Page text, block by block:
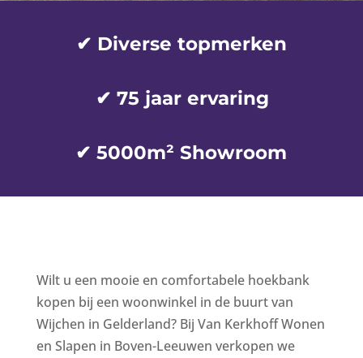
✔ Diverse topmerken
✔ 75 jaar ervaring
✔ 5000m² Showroom
Wilt u een mooie en comfortabele hoekbank
kopen bij een woonwinkel in de buurt van
Wijchen in Gelderland? Bij Van Kerkhoff Wonen
en Slapen in Boven-Leeuwen verkopen we